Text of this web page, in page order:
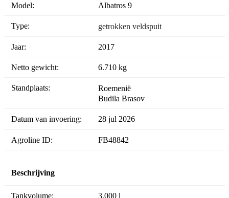
Model: Albatros 9
Type: getrokken veldspuit
Jaar: 2017
Netto gewicht: 6.710 kg
Standplaats:
Roemenië
Budila Brasov
Datum van invoering: 28 jul 2026
Agroline ID: FB48842
Beschrijving
Tankvolume: 3.000 l